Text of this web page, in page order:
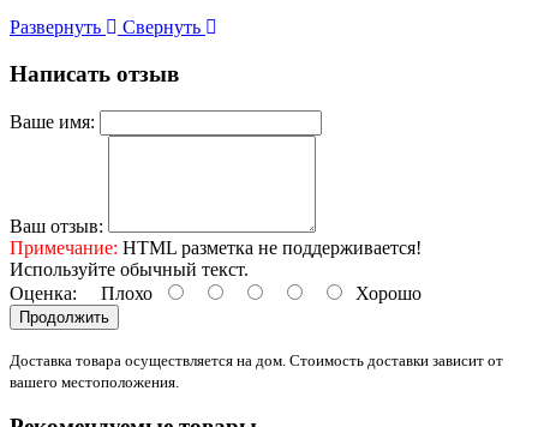
Развернуть Свернуть
Написать отзыв
Ваше имя:
Ваш отзыв:
Примечание: HTML разметка не поддерживается!
Используйте обычный текст.
Оценка: Плохо Хорошо
Продолжить
Доставка товара осуществляется на дом. Стоимость доставки зависит от
вашего местоположения.